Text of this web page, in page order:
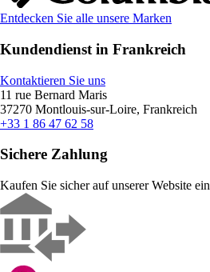
Entdecken Sie alle unsere Marken
Kundendienst in Frankreich
Kontaktieren Sie uns
11 rue Bernard Maris
37270 Montlouis-sur-Loire, Frankreich
+33 1 86 47 62 58
Sichere Zahlung
Kaufen Sie sicher auf unserer Website ein